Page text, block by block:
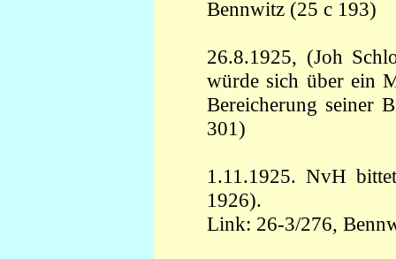
Bennwitz (25 c 193)
26.8.1925, (Joh
würde sich über ein
Bereicherung seiner
301)
1.11.1925. NvH
1926).
Link: 26-3/276,